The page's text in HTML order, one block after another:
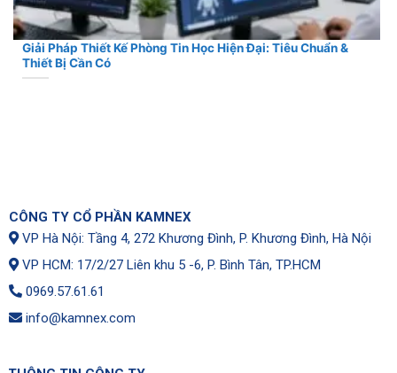
Giải Pháp Thiết Kế Phòng Tin Học Hiện Đại: Tiêu Chuẩn &
Thiết Bị Cần Có
CÔNG TY CỔ PHẦN KAMNEX
VP Hà Nội: Tầng 4, 272 Khương Đình, P. Khương Đình, Hà Nội
VP HCM: 17/2/27 Liên khu 5 -6, P. Bình Tân, TP.HCM
0969.57.61.61
info@kamnex.com